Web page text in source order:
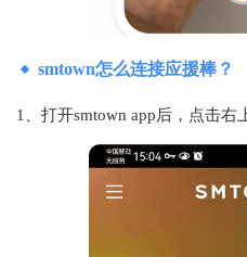
smtown怎么连接应援棒？
1、打开smtown app后，点击右